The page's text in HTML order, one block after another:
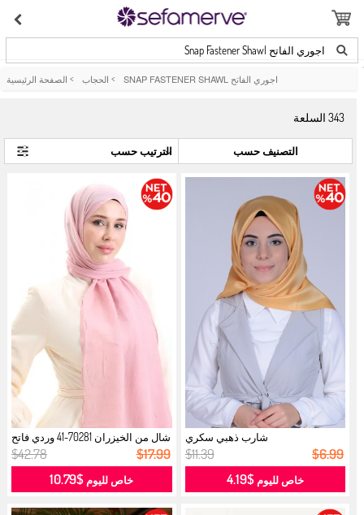
اجوري الفاتح Snap Fastener Shawl
الصفحة الرئيسية > الحجاب > اجوري الفاتح SNAP FASTENER SHAWL
343السلعة
التصنيف حسب
شارب ذهبي سكري
$11.39 $6.99
خاص لليوم$4.19
شال من الخيزران 70281-41 وردي فاتح
...
$42.78 $17.99
خاص لليوم $10.79